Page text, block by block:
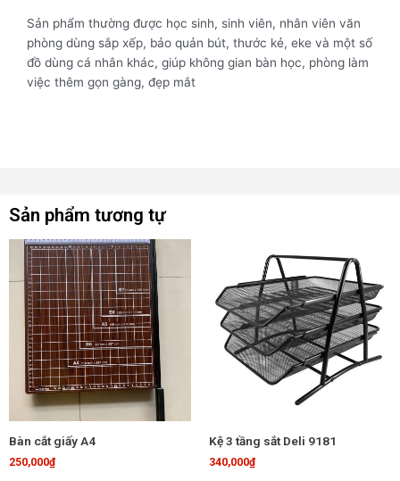
Sản phẩm thường được học sinh, sinh viên, nhân viên văn
phòng dùng sắp xếp, bảo quản bút, thước kẻ, eke và một số
đồ dùng cá nhân khác, giúp không gian bàn học, phòng làm
việc thêm gọn gàng, đẹp mắt
Sản phẩm tương tự
Bàn cắt giấy A4
250,000₫
Kệ 3 tầng sắt Deli 9181
340,000₫